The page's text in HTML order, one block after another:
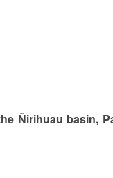
Ñirihuau basin,